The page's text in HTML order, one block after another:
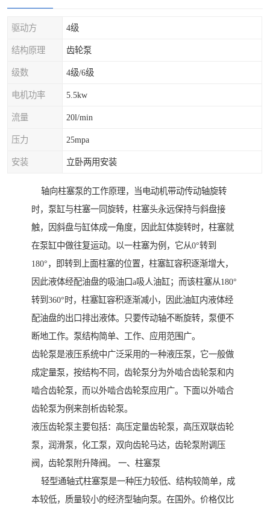
驱动方 4级
结构原理 齿轮泵
级数 4级/6级
电机功率 5.5kw
流量 20l/min
压力 25mpa
安装 立卧两用安装
轴向柱塞泵的工作原理，当电动机带动传动轴旋转
时，泵缸与柱塞一同旋转，柱塞头永远保持与斜盘接
触，因斜盘与缸体成一角度，因此缸体旋转时，柱塞就
在泵缸中做往复运动。以一柱塞为例，它从0°转到
180°，即转到上面柱塞的位置，柱塞缸容积逐渐增大，
因此液体经配油盘的吸油口a吸人油缸；而该柱塞从180°
转到360°时，柱塞缸容积逐渐减小，因此油缸内液体经
配油盘的出口排出液体。只要传动轴不断旋转，泵便不
断地工作。泵结构简单、工作、应用范围广。
齿轮泵是液压系统中广泛采用的一种液压泵，它一般做
成定量泵，按结构不同，齿轮泵分为外啮合齿轮泵和内
啮合齿轮泵，而以外啮合齿轮泵应用广。下面以外啮合
齿轮泵为例来剖析齿轮泵。
液压齿轮泵主要包括：高压定量齿轮泵，高压双联齿轮
泵，润滑泵，化工泵，双向齿轮马达，齿轮泵附调压
阀，齿轮泵附升降阀。 一、柱塞泵
轻型通轴式柱塞泵是一种压力较低、结构较简单，成
本较低，质量较小的经济型轴向泵。在国外。价格仅比